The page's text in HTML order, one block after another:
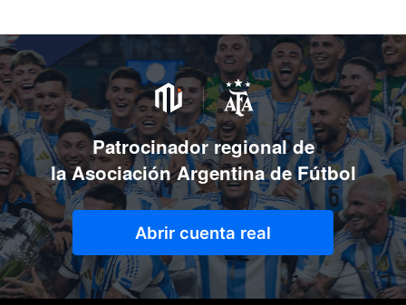
Patrocinador regional de
la Asociación Argentina de Fútbol
Abrir cuenta real